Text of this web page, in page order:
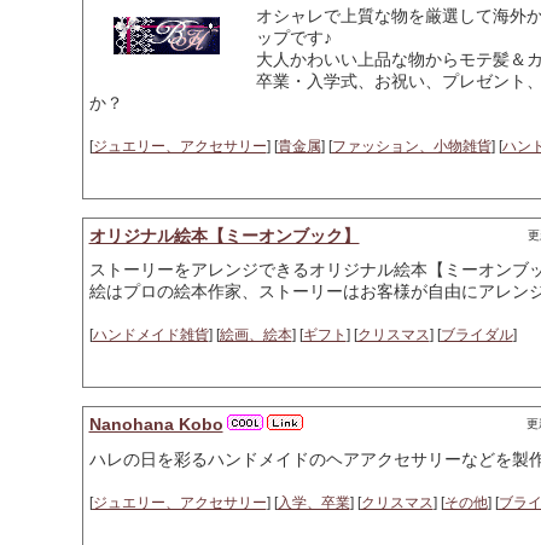
オシャレで上質な物を厳選して海外
ップです♪
大人かわいい上品な物からモテ髪＆
卒業・入学式、お祝い、プレゼント
か？
[ジュエリー、アクセサリー] [貴金属] [ファッション、小物雑貨] [ハン
オリジナル絵本【ミーオンブック】
ストーリーをアレンジできるオリジナル絵本【ミーオンブ
絵はプロの絵本作家、ストーリーはお客様が自由にアレン
[ハンドメイド雑貨] [絵画、絵本] [ギフト ] [クリスマス] [ブライダル]
Nanohana Kobo 更
ハレの日を彩るハンドメイドのヘアアクセサリーなどを製
[ジュエリー、アクセサリー] [入学、卒業] [クリスマス] [その他] [ブラ